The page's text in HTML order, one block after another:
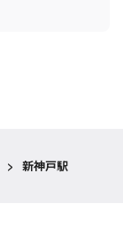
> 新神戸駅